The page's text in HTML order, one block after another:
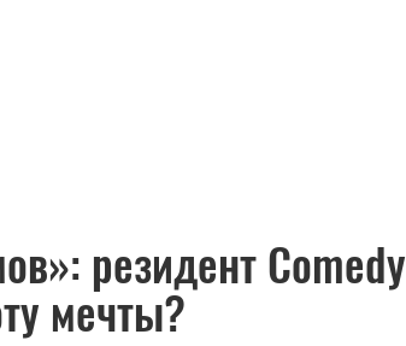
резидент Comedy
мечты?